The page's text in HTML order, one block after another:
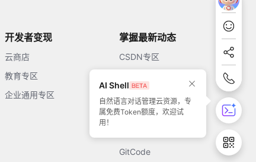
开发者变现
云商店
教育专区
企业通用专区
掌握最新动态
CSDN专区
51CTO
GitCode
AI Shell
自然语言对话管理云资源，专
属免费Token额度，欢迎试
用！